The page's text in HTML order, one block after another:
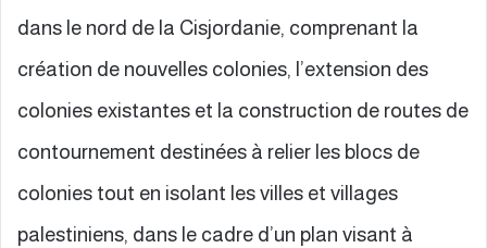
dans le nord de la Cisjordanie, comprenant la
création de nouvelles colonies, l’extension des
colonies existantes et la construction de routes de
contournement destinées à relier les blocs de
colonies tout en isolant les villes et villages
palestiniens, dans le cadre d’un plan visant à